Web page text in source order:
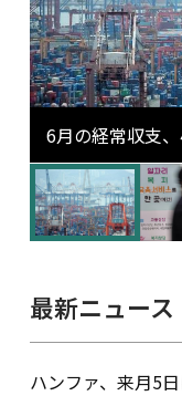
6月の経常収支
最大」…輸出が
最新ニュース
ハンファ、来月5